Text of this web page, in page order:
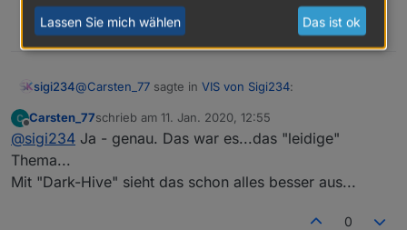
VIEW_JAMAHA_RX-V481_sigi234.txt
0
sigi234@Carsten_77 sagte in VIS von Sigi234:
variieren...bei dem *.vis mit den Echos ist der
ziemlich "fett"...
nicht was du meinst. Die Winamp-Skin sind abhängig
Offline
Carsten_77schrieb am 11. Jan. 2020, 12:55
zuletzt editiert von
@sigi234 Ja - genau. Das war es...das "leidige"
Thema...
Mit "Dark-Hive" sieht das schon alles besser aus...
0
Lassen Sie mich wählen Das ist ok